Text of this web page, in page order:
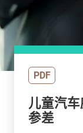
PDF
儿童汽
参差